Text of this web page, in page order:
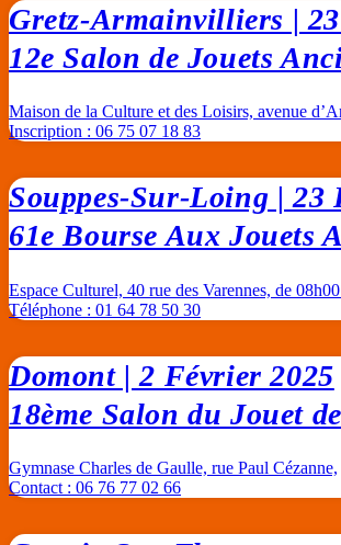
Gretz-Armainvilliers |
12e Salon de Jouets
Maison de la Culture et des Loisirs, avenue
Inscription : 06 75 07 18 83
Souppes-Sur-Loing | 23
61e Bourse Aux Jouets
Espace Culturel, 40 rue des Varennes, de
Téléphone : 01 64 78 50 30
Domont | 2 Février 2025
18ème Salon du Jouet
Gymnase Charles de Gaulle, rue Paul Cézanne,
Contact : 06 76 77 02 66